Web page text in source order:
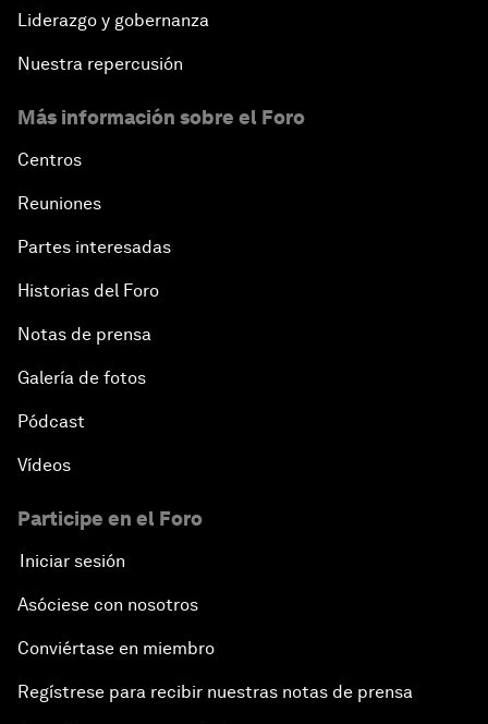
Liderazgo y gobernanza
Nuestra repercusión
Más información sobre el Foro
Centros
Reuniones
Partes interesadas
Historias del Foro
Notas de prensa
Galería de fotos
Pódcast
Vídeos
Participe en el Foro
Iniciar sesión
Asóciese con nosotros
Conviértase en miembro
Regístrese para recibir nuestras notas de prensa